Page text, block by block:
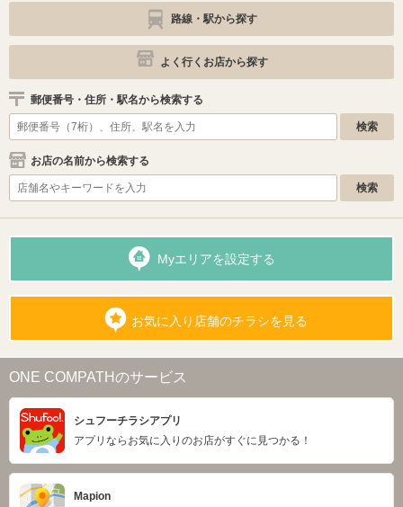
路線・駅から探す
よく行くお店から探す
郵便番号・住所・駅名から検索する
お店の名前から検索する
Myエリアを設定する
お気に入り店舗のチラシを見る
ONE COMPATHのサービス
シュフーチラシアプリ
アプリならお気に入りのお店がすぐに見つかる！
Mapion